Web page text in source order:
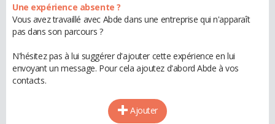
Une expérience absente ?
Vous avez travaillé avec Abde dans une entreprise qui n'apparaît
pas dans son parcours ?
N'hésitez pas à lui suggérer d'ajouter cette expérience en lui
envoyant un message. Pour cela ajoutez d'abord Abde à vos
contacts.
Ajouter